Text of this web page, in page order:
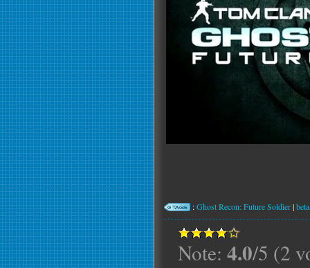
:Ghost Recon: Future Soldier|beta
Note: 4.0/5 (2